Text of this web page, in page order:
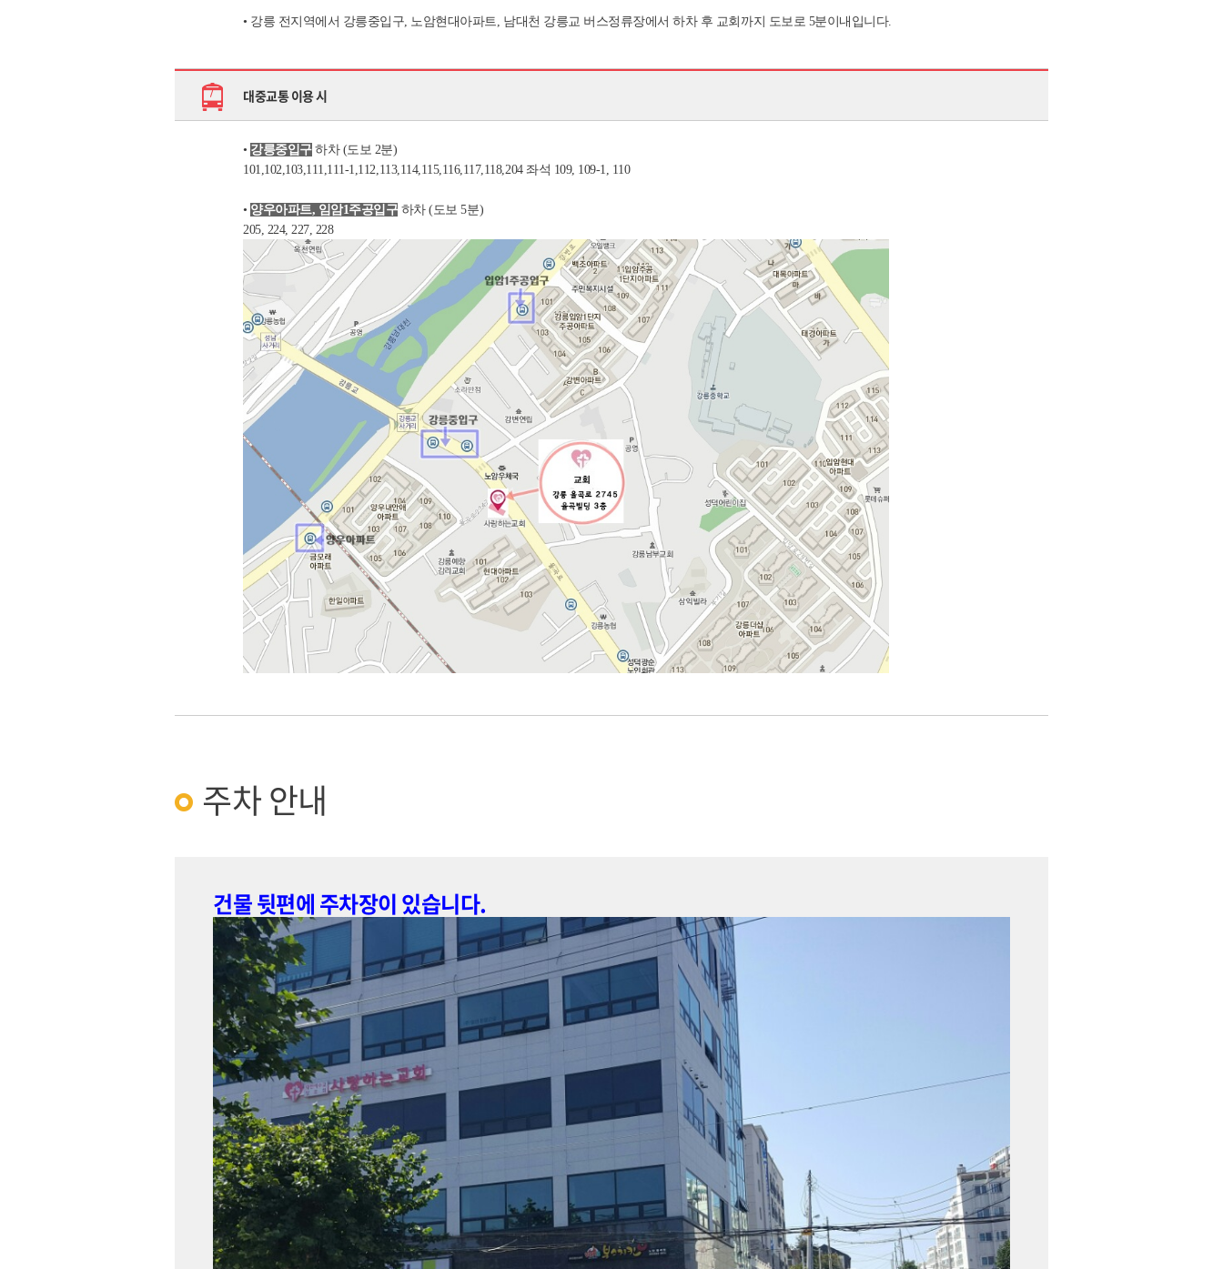
• 강릉 전지역에서 강릉중입구, 노암현대아파트, 남대천 강릉교 버스정류장에서 하차 후 교회까지 도보로 5분이내입니다.
대중교통 이용 시
• 강릉중입구하차 (도보 2분)
101,102,103,111,111-1,112,113,114,115,116,117,118,204 좌석 109, 109-1, 110
• 양우아파트, 임암1주공입구 하차 (도보 5분)
205, 224, 227, 228
주차 안내
건물 뒷편에 주차장이 있습니다.